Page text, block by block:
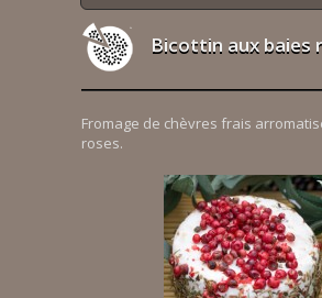
Bicottin aux baies
Fromage de chèvres frais
roses.